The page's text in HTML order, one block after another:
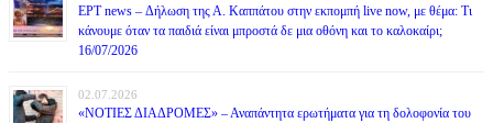
ΕΡΤ news – Δήλωση της Α. Καππάτου στην εκπομπή live now, με θέμα: Τι
κάνουμε όταν τα παιδιά είναι μπροστά δε μια οθόνη και το καλοκαίρι;
16/07/2026
02.07.2026
«ΝΟΤΙΕΣ ΔΙΑΔΡΟΜΕΣ» – Αναπάντητα ερωτήματα για τη δολοφονία του